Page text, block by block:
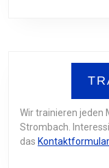
Wir trainieren jeden
Strombach.
das Kontaktformular